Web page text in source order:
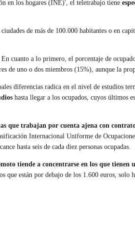
en los hogares (INE)', el teletrabajo tiene
de más de 100.000 habitantes o en
cuanto a lo primero, el porcentaje de
de uno o dos miembros (15%), aunque la
diferencias radica en el nivel de estudios
hasta llegar a los ocupados, cuyos últimos
que trabajan por cuenta ajena con
Internacional Uniforme de
hasta seis de cada diez personas ocupadas.
tiende a concentrarse en los que tienen
están por debajo de los 1.600 euros, solo